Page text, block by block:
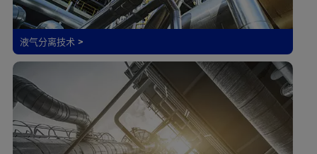
液气分离技术 >